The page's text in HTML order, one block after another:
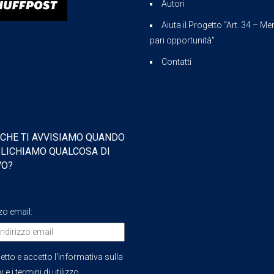
Autori
Aiuta il Progetto “Art. 34 –
pari opportunità”
Contatti
TI AVVISIAMO QUANDO
QUALCOSA DI
email:
e accetto l'informativa sulla
e i termini di utilizzo